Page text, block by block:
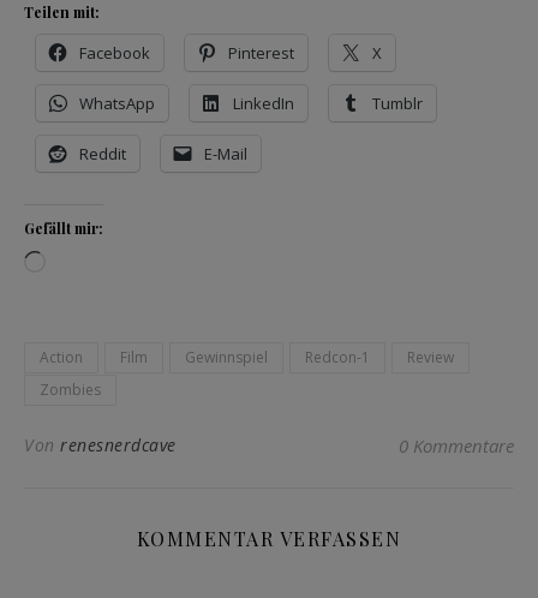
Teilen mit:
Facebook Pinterest X
WhatsApp LinkedIn Tumblr
Reddit E-Mail
Gefällt mir:
Action Film Gewinnspiel Redcon-1
Review
Zombies
Von renesnerdcave 0 Kommentare
KOMMENTAR VERFASSEN